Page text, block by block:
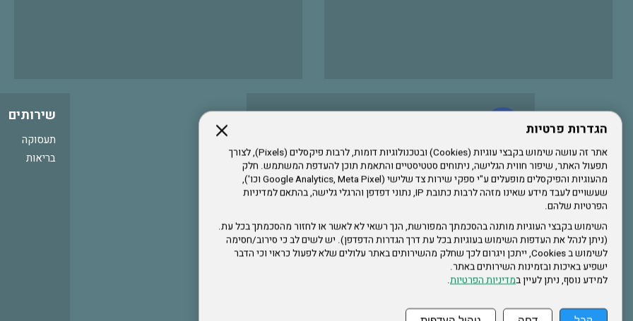
הגדרות פרטיות
אתר זה עושה שימוש בקבצי עוגיות (Cookies) ובטכנולוגיות דומות, לרבות פיקסלים (Pixels), לצורך
תפעול האתר, שיפור חווית הגלישה, ניתוחים סטטיסטיים והתאמת תוכן להעדפת המשתמש. חלק
מהעוגיות והפיקסלים מופעלים ע"י ספקי שירות צד שלישי (Google Analytics, Meta Pixel וכו'),
שעשויים לעבד מידע שאינו מזהה לרבות כתובת IP, נתוני דפדפן והרגלי גלישה, בהתאם למדיניות
הפרטיות שלהם.
השימוש בקבצי העוגיות מותנה בהסכמתך המפורשת, הנך רשאי לא לאשר או לחזור מהסכמתך בכל עת.
(ניתן לנהל את העדפות השימוש בעוגיות בכל עת דרך הגדרות הדפדפן). יש לשים לב כי סירוב/חסימה
לשימוש ב Cookies, ייתכן ויגרום לכך שחלק מהשירותים באתר עלולים שלא לפעול כראוי וכי הדבר
ישפיע באיכות ובזמינות השירותים באתר.
למידע נוסף, ניתן לעיין במדיניות הפרטיות.
הרשמו לערוץ היוטיוב שלנו
אתר צה"ל
שירותים
תעסוקה
בריאות